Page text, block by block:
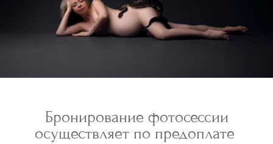
Бронирование фотосессии
осуществляет по предоплате